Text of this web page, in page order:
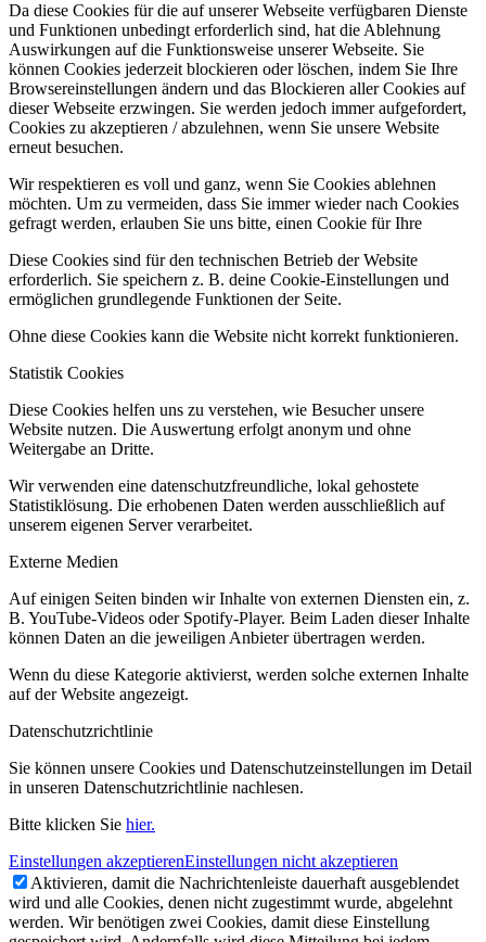
Da diese Cookies für die auf unserer Webseite verfügbaren Dienste
und Funktionen unbedingt erforderlich sind, hat die Ablehnung
Auswirkungen auf die Funktionsweise unserer Webseite. Sie
können Cookies jederzeit blockieren oder löschen, indem Sie Ihre
Browsereinstellungen ändern und das Blockieren aller Cookies auf
dieser Webseite erzwingen. Sie werden jedoch immer aufgefordert,
Cookies zu akzeptieren / abzulehnen, wenn Sie unsere Website
erneut besuchen.
Wir respektieren es voll und ganz, wenn Sie Cookies ablehnen
möchten. Um zu vermeiden, dass Sie immer wieder nach Cookies
gefragt werden, erlauben Sie uns bitte, einen Cookie für Ihre
Diese Cookies sind für den technischen Betrieb der Website
erforderlich. Sie speichern z. B. deine Cookie-Einstellungen und
ermöglichen grundlegende Funktionen der Seite.
Ohne diese Cookies kann die Website nicht korrekt funktionieren.
Statistik Cookies
Diese Cookies helfen uns zu verstehen, wie Besucher unsere
Website nutzen. Die Auswertung erfolgt anonym und ohne
Weitergabe an Dritte.
Wir verwenden eine datenschutzfreundliche, lokal gehostete
Statistiklösung. Die erhobenen Daten werden ausschließlich auf
unserem eigenen Server verarbeitet.
Externe Medien
Auf einigen Seiten binden wir Inhalte von externen Diensten ein, z.
B. YouTube-Videos oder Spotify-Player. Beim Laden dieser Inhalte
können Daten an die jeweiligen Anbieter übertragen werden.
Wenn du diese Kategorie aktivierst, werden solche externen Inhalte
auf der Website angezeigt.
Datenschutzrichtlinie
Sie können unsere Cookies und Datenschutzeinstellungen im Detail
in unseren Datenschutzrichtlinie nachlesen.
Bitte klicken Sie hier.
Einstellungen akzeptierenEinstellungen nicht akzeptieren
Aktivieren, damit die Nachrichtenleiste dauerhaft ausgeblendet
wird und alle Cookies, denen nicht zugestimmt wurde, abgelehnt
werden. Wir benötigen zwei Cookies, damit diese Einstellung